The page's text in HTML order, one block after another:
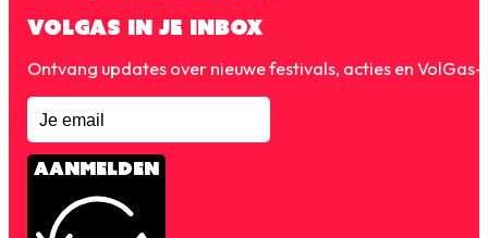
VOLGAS IN JE INBOX
Ontvang updates over nieuwe festivals, acties en
AANMELDEN